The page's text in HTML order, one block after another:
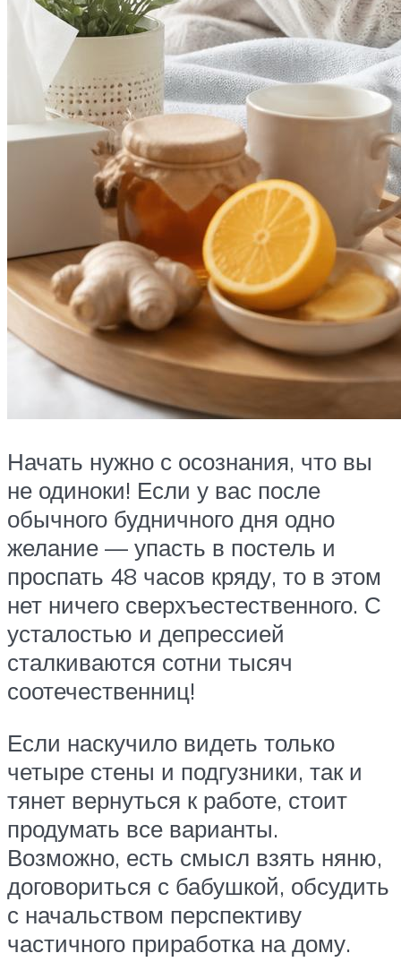
Начать нужно с осознания, что вы
не одиноки! Если у вас после
обычного будничного дня одно
желание — упасть в постель и
проспать 48 часов кряду, то в этом
нет ничего сверхъестественного. С
усталостью и депрессией
сталкиваются сотни тысяч
соотечественниц!
Если наскучило видеть только
четыре стены и подгузники, так и
тянет вернуться к работе, стоит
продумать все варианты.
Возможно, есть смысл взять няню,
договориться с бабушкой, обсудить
с начальством перспективу
частичного приработка на дому.